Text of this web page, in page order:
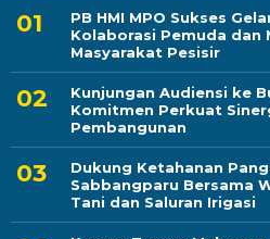
PB HMI MPO Sukses
Kolaborasi Pemuda dan
Masyarakat Pesisir
Kunjungan Audiensi ke
Komitmen Perkuat
Pembangunan
Dukung Ketahanan
Sabbangparu Bersama
Tani dan Saluran Irigasi